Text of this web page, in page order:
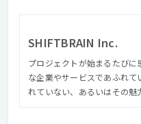
SHIFTBRAIN Inc.
プロジェクトが始まるたび
な企業やサービスであふれ
れていない、あるいはその魅